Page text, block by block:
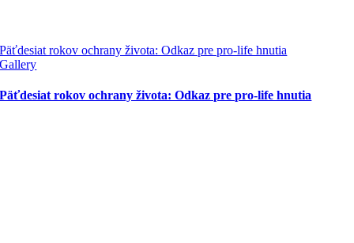
Päťdesiat rokov ochrany života: Odkaz pre pro-life hnutia
Gallery
Päťdesiat rokov ochrany života: Odkaz pre pro-life hnutia